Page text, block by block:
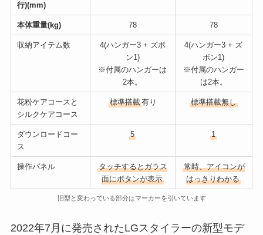
行)(mm)
本体重量(kg) 78 78
収納アイテム数
4(ハンガー3 + ズボ
ン1)
※付属のハンガーは
2本。
4(ハンガー3 + ズ
ボン1)
※付属のハンガー
は2本。
花粉ケアコースと
シルクケアコース
標準搭載有り 標準搭載無し
ダウンロードコー
ス
5 1
操作パネル
タッチするとガラス
面にボタンが表示
常時、アイコンが
はっきりわかる
旧型と変わっている部分はマーカーを引いています
2022年7月に発売されたLGスタイラーの新型モデ